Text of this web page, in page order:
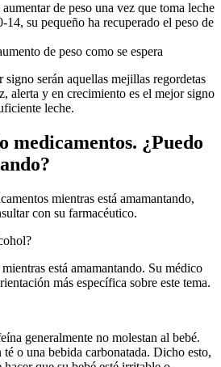
de peso una vez que toma leche
su pequeño ha recuperado el peso de
de peso como se espera
serán aquellas mejillas regordetas
alerta y en crecimiento es el mejor signo
leche.
medicamentos. ¿Puedo
mientras está amamantando,
con su farmacéutico.
está amamantando. Su médico
más específica sobre este tema.
generalmente no molestan al bebé.
o una bebida carbonatada. Dicho esto,